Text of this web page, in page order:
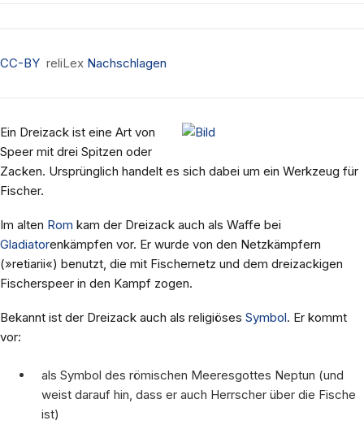
CC-BY reliLex Nachschlagen
Ein Dreizack ist eine Art von
Speer mit drei Spitzen oder
Zacken. Ursprünglich handelt es sich dabei um ein Werkzeug für
Fischer.
Im alten Rom kam der Dreizack auch als Waffe bei
Gladiatorenkämpfen vor. Er wurde von den Netzkämpfern
(»retiarii«) benutzt, die mit Fischernetz und dem dreizackigen
Fischerspeer in den Kampf zogen.
Bekannt ist der Dreizack auch als religiöses Symbol. Er kommt
vor:
als Symbol des römischen Meeresgottes Neptun (und
weist darauf hin, dass er auch Herrscher über die Fische
ist)